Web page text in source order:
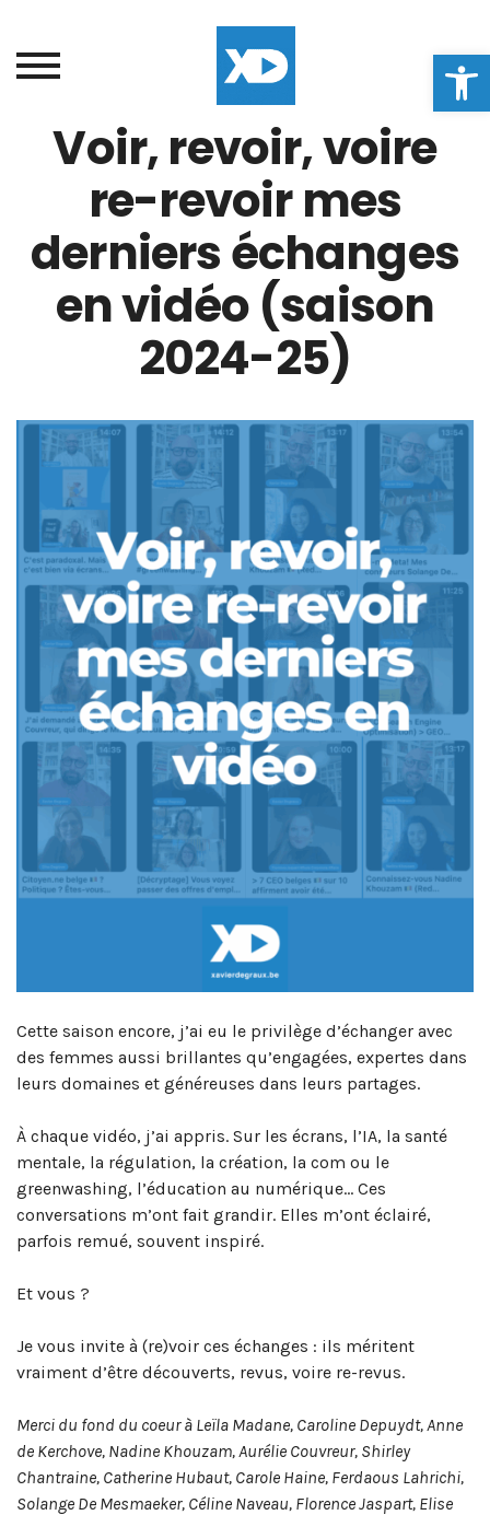
Ouvrir
Voir, revoir, voire
re-revoir mes
derniers échanges
en vidéo (saison
2024-25)
Cette saison encore, j’ai eu le privilège d’échanger avec
des femmes aussi brillantes qu’engagées, expertes dans
leurs domaines et généreuses dans leurs partages.
À chaque vidéo, j’ai appris. Sur les écrans, l’IA, la santé
mentale, la régulation, la création, la com ou le
greenwashing, l’éducation au numérique… Ces
conversations m’ont fait grandir. Elles m’ont éclairé,
parfois remué, souvent inspiré.
Et vous ?
Je vous invite à (re)voir ces échanges : ils méritent
vraiment d’être découverts, revus, voire re-revus.
Merci du fond du coeur à Leïla Madane, Caroline Depuydt, Anne
de Kerchove, Nadine Khouzam, Aurélie Couvreur, Shirley
Chantraine, Catherine Hubaut, Carole Haine, Ferdaous Lahrichi,
Solange De Mesmaeker, Céline Naveau, Florence Jaspart, Elise